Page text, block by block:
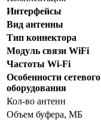
Интерфейсы
Вид антенны
Тип коннектора
Модуль связи WiFi
Частоты Wi-Fi
Особенности сетевого
оборудования
Кол-во антенн
Объем буфера, МБ